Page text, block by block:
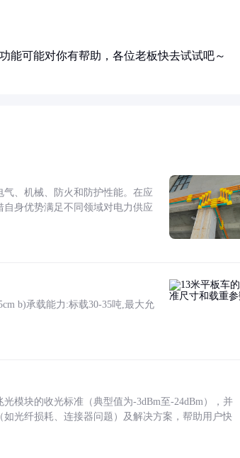
能可能对你有帮助，各位老板快去试试吧～
、机械、防火和防护性能。在应
身优势满足不同领域对电力供应
b)承载能力:标载30-35吨,最大允
模块的收光标准（典型值为-3dBm至-24dBm），并
光纤损耗、连接器问题）及解决方案，帮助用户快